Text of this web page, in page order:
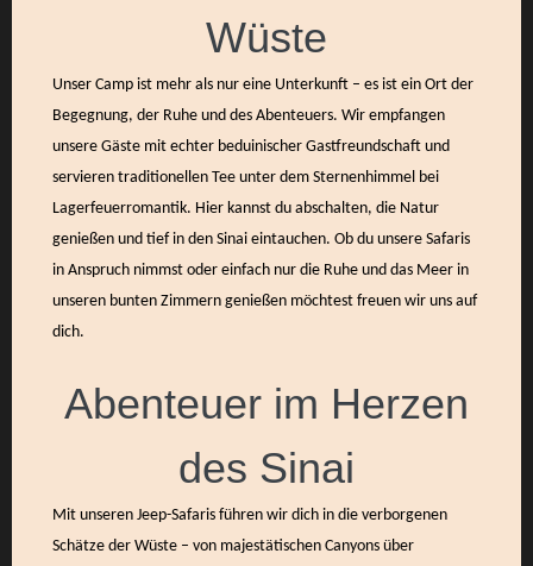
Wüste
Unser Camp ist mehr als nur eine Unterkunft – es ist ein Ort der
Begegnung, der Ruhe und des Abenteuers. Wir empfangen
unsere Gäste mit echter beduinischer Gastfreundschaft und
servieren traditionellen Tee unter dem Sternenhimmel bei
Lagerfeuerromantik. Hier kannst du abschalten, die Natur
genießen und tief in den Sinai eintauchen. Ob du unsere Safaris
in Anspruch nimmst oder einfach nur die Ruhe und das Meer in
unseren bunten Zimmern genießen möchtest freuen wir uns auf
dich.
Abenteuer im Herzen
des Sinai
Mit unseren Jeep-Safaris führen wir dich in die verborgenen
Schätze der Wüste – von majestätischen Canyons über